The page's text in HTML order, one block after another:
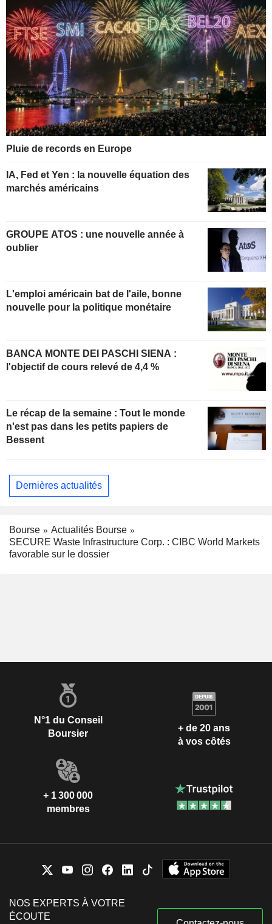
Pluie de records en Europe
IA, Fed et Yen : la nouvelle équation des
marchés américains
GROUPE ATOS : une nouvelle année à
oublier
L'emploi américain bat de l'aile, bonne
nouvelle pour la politique monétaire
BANCA MONTE DEI PASCHI SIENA :
l'objectif de cours relevé de 4,4 %
Le récap de la semaine : Tout le monde
n'est pas dans les petits papiers de
Bessent
Dernières actualités
Bourse
Actualités Bourse
SECURE Waste Infrastructure Corp. : CIBC World Markets
favorable sur le dossier
N°1 du Conseil
Boursier
+ de 20 ans
à vos côtés
+ 1 300 000
membres
NOS EXPERTS À VOTRE
ÉCOUTE